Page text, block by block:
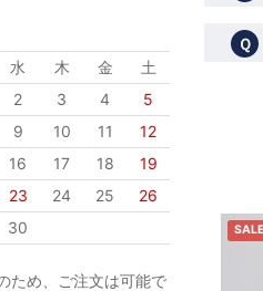
水 木 金
土
2 3 4
5
9 10 11
12
16 17 18
19
23 24 25
26
30
ため、ご注文は可能で
Ｑ
SALE